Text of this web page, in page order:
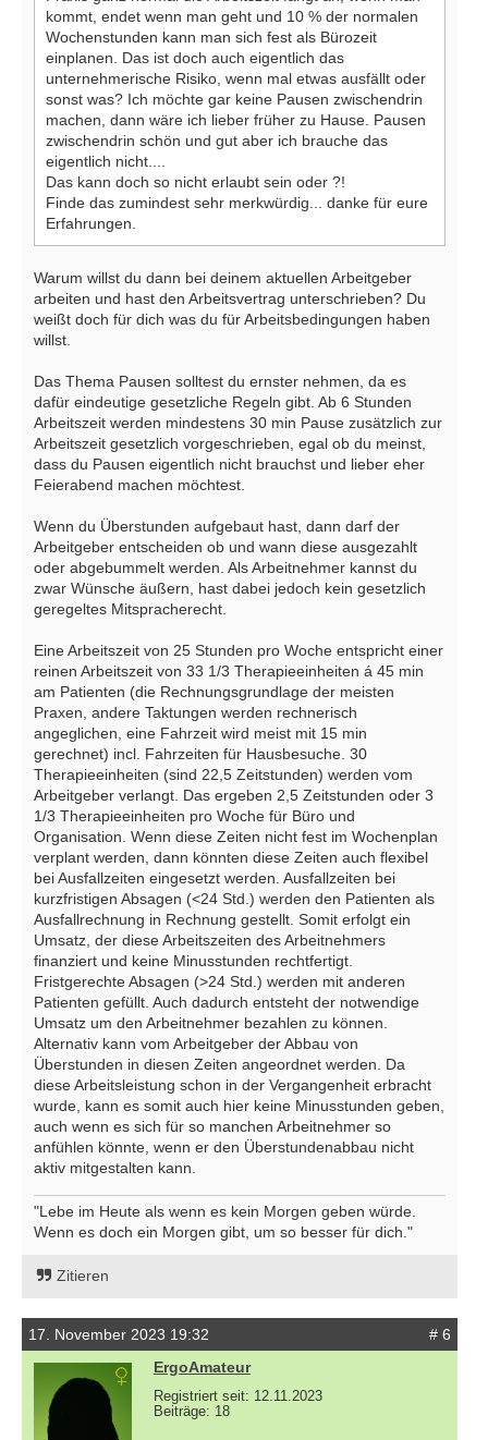
kommt, endet wenn man geht und 10 % der normalen
Wochenstunden kann man sich fest als Bürozeit
einplanen. Das ist doch auch eigentlich das
unternehmerische Risiko, wenn mal etwas ausfällt oder
sonst was? Ich möchte gar keine Pausen zwischendrin
machen, dann wäre ich lieber früher zu Hause. Pausen
zwischendrin schön und gut aber ich brauche das
eigentlich nicht....
Das kann doch so nicht erlaubt sein oder ?!
Finde das zumindest sehr merkwürdig... danke für eure
Erfahrungen.
Warum willst du dann bei deinem aktuellen Arbeitgeber
arbeiten und hast den Arbeitsvertrag unterschrieben? Du
weißt doch für dich was du für Arbeitsbedingungen haben
willst.
Das Thema Pausen solltest du ernster nehmen, da es
dafür eindeutige gesetzliche Regeln gibt. Ab 6 Stunden
Arbeitszeit werden mindestens 30 min Pause zusätzlich zur
Arbeitszeit gesetzlich vorgeschrieben, egal ob du meinst,
dass du Pausen eigentlich nicht brauchst und lieber eher
Feierabend machen möchtest.
Wenn du Überstunden aufgebaut hast, dann darf der
Arbeitgeber entscheiden ob und wann diese ausgezahlt
oder abgebummelt werden. Als Arbeitnehmer kannst du
zwar Wünsche äußern, hast dabei jedoch kein gesetzlich
geregeltes Mitspracherecht.
Eine Arbeitszeit von 25 Stunden pro Woche entspricht einer
reinen Arbeitszeit von 33 1/3 Therapieeinheiten á 45 min
am Patienten (die Rechnungsgrundlage der meisten
Praxen, andere Taktungen werden rechnerisch
angeglichen, eine Fahrzeit wird meist mit 15 min
gerechnet) incl. Fahrzeiten für Hausbesuche. 30
Therapieeinheiten (sind 22,5 Zeitstunden) werden vom
Arbeitgeber verlangt. Das ergeben 2,5 Zeitstunden oder 3
1/3 Therapieeinheiten pro Woche für Büro und
Organisation. Wenn diese Zeiten nicht fest im Wochenplan
verplant werden, dann könnten diese Zeiten auch flexibel
bei Ausfallzeiten eingesetzt werden. Ausfallzeiten bei
kurzfristigen Absagen (<24 Std.) werden den Patienten als
Ausfallrechnung in Rechnung gestellt. Somit erfolgt ein
Umsatz, der diese Arbeitszeiten des Arbeitnehmers
finanziert und keine Minusstunden rechtfertigt.
Fristgerechte Absagen (>24 Std.) werden mit anderen
Patienten gefüllt. Auch dadurch entsteht der notwendige
Umsatz um den Arbeitnehmer bezahlen zu können.
Alternativ kann vom Arbeitgeber der Abbau von
Überstunden in diesen Zeiten angeordnet werden. Da
diese Arbeitsleistung schon in der Vergangenheit erbracht
wurde, kann es somit auch hier keine Minusstunden geben,
auch wenn es sich für so manchen Arbeitnehmer so
anfühlen könnte, wenn er den Überstundenabbau nicht
aktiv mitgestalten kann.
"Lebe im Heute als wenn es kein Morgen geben würde.
Wenn es doch ein Morgen gibt, um so besser für dich."
Zitieren
17. November 2023 19:32
# 6
ErgoAmateur
Registriert seit: 12.11.2023
Beiträge: 18